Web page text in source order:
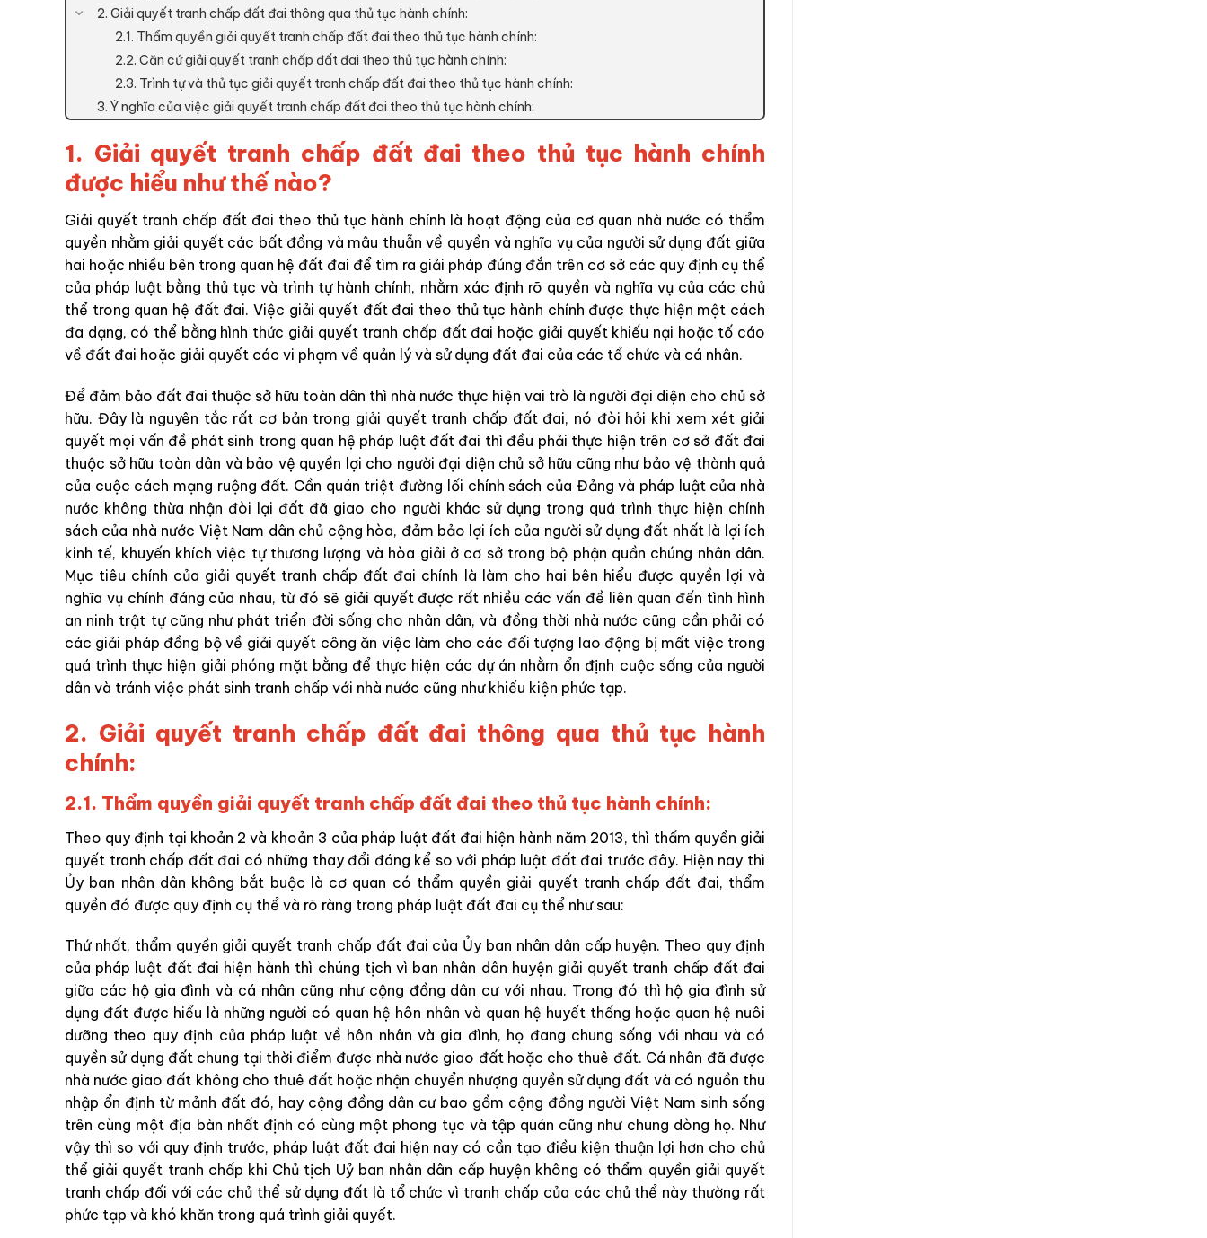
2. Giải quyết tranh chấp đất đai thông qua thủ tục hành chính:
2.1. Thẩm quyền giải quyết tranh chấp đất đai theo thủ tục hành chính:
2.2. Căn cứ giải quyết tranh chấp đất đai theo thủ tục hành chính:
2.3. Trình tự và thủ tục giải quyết tranh chấp đất đai theo thủ tục hành chính:
3. Ý nghĩa của việc giải quyết tranh chấp đất đai theo thủ tục hành chính:
1. Giải quyết tranh chấp đất đai theo thủ tục hành chính
được hiểu như thế nào?
Giải quyết tranh chấp đất đai theo thủ tục hành chính là hoạt động của cơ quan nhà nước có thẩm
quyền nhằm giải quyết các bất đồng và mâu thuẫn về quyền và nghĩa vụ của người sử dụng đất giữa
hai hoặc nhiều bên trong quan hệ đất đai để tìm ra giải pháp đúng đắn trên cơ sở các quy định cụ thể
của pháp luật bằng thủ tục và trình tự hành chính, nhằm xác định rõ quyền và nghĩa vụ của các chủ
thể trong quan hệ đất đai. Việc giải quyết đất đai theo thủ tục hành chính được thực hiện một cách
đa dạng, có thể bằng hình thức giải quyết tranh chấp đất đai hoặc giải quyết khiếu nại hoặc tố cáo
về đất đai hoặc giải quyết các vi phạm về quản lý và sử dụng đất đai của các tổ chức và cá nhân.
Để đảm bảo đất đai thuộc sở hữu toàn dân thì nhà nước thực hiện vai trò là người đại diện cho chủ sở
hữu. Đây là nguyên tắc rất cơ bản trong giải quyết tranh chấp đất đai, nó đòi hỏi khi xem xét giải
quyết mọi vấn đề phát sinh trong quan hệ pháp luật đất đai thì đều phải thực hiện trên cơ sở đất đai
thuộc sở hữu toàn dân và bảo vệ quyền lợi cho người đại diện chủ sở hữu cũng như bảo vệ thành quả
của cuộc cách mạng ruộng đất. Cần quán triệt đường lối chính sách của Đảng và pháp luật của nhà
nước không thừa nhận đòi lại đất đã giao cho người khác sử dụng trong quá trình thực hiện chính
sách của nhà nước Việt Nam dân chủ cộng hòa, đảm bảo lợi ích của người sử dụng đất nhất là lợi ích
kinh tế, khuyến khích việc tự thương lượng và hòa giải ở cơ sở trong bộ phận quần chúng nhân dân.
Mục tiêu chính của giải quyết tranh chấp đất đai chính là làm cho hai bên hiểu được quyền lợi và
nghĩa vụ chính đáng của nhau, từ đó sẽ giải quyết được rất nhiều các vấn đề liên quan đến tình hình
an ninh trật tự cũng như phát triển đời sống cho nhân dân, và đồng thời nhà nước cũng cần phải có
các giải pháp đồng bộ về giải quyết công ăn việc làm cho các đối tượng lao động bị mất việc trong
quá trình thực hiện giải phóng mặt bằng để thực hiện các dự án nhằm ổn định cuộc sống của người
dân và tránh việc phát sinh tranh chấp với nhà nước cũng như khiếu kiện phức tạp.
2. Giải quyết tranh chấp đất đai thông qua thủ tục hành
chính:
2.1. Thẩm quyền giải quyết tranh chấp đất đai theo thủ tục hành chính:
Theo quy định tại khoản 2 và khoản 3 của pháp luật đất đai hiện hành năm 2013, thì thẩm quyền giải
quyết tranh chấp đất đai có những thay đổi đáng kể so với pháp luật đất đai trước đây. Hiện nay thì
Ủy ban nhân dân không bắt buộc là cơ quan có thẩm quyền giải quyết tranh chấp đất đai, thẩm
quyền đó được quy định cụ thể và rõ ràng trong pháp luật đất đai cụ thể như sau:
Thứ nhất, thẩm quyền giải quyết tranh chấp đất đai của Ủy ban nhân dân cấp huyện. Theo quy định
của pháp luật đất đai hiện hành thì chúng tịch vì ban nhân dân huyện giải quyết tranh chấp đất đai
giữa các hộ gia đình và cá nhân cũng như cộng đồng dân cư với nhau. Trong đó thì hộ gia đình sử
dụng đất được hiểu là những người có quan hệ hôn nhân và quan hệ huyết thống hoặc quan hệ nuôi
dưỡng theo quy định của pháp luật về hôn nhân và gia đình, họ đang chung sống với nhau và có
quyền sử dụng đất chung tại thời điểm được nhà nước giao đất hoặc cho thuê đất. Cá nhân đã được
nhà nước giao đất không cho thuê đất hoặc nhận chuyển nhượng quyền sử dụng đất và có nguồn thu
nhập ổn định từ mảnh đất đó, hay cộng đồng dân cư bao gồm cộng đồng người Việt Nam sinh sống
trên cùng một địa bàn nhất định có cùng một phong tục và tập quán cũng như chung dòng họ. Như
vậy thì so với quy định trước, pháp luật đất đai hiện nay có cần tạo điều kiện thuận lợi hơn cho chủ
thể giải quyết tranh chấp khi Chủ tịch Uỷ ban nhân dân cấp huyện không có thẩm quyền giải quyết
tranh chấp đối với các chủ thể sử dụng đất là tổ chức vì tranh chấp của các chủ thể này thường rất
phức tạp và khó khăn trong quá trình giải quyết.